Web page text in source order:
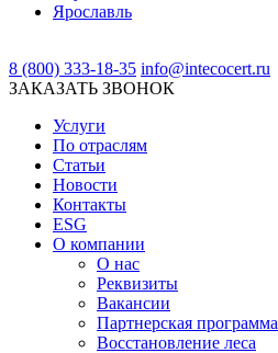
Ярославль
8 (800) 333-18-35 info@intecocert.ru
ЗАКАЗАТЬ ЗВОНОК
Услуги
По отраслям
Статьи
Новости
Контакты
ESG
О компании
О нас
Реквизиты
Вакансии
Партнерская программа
Восстановление леса